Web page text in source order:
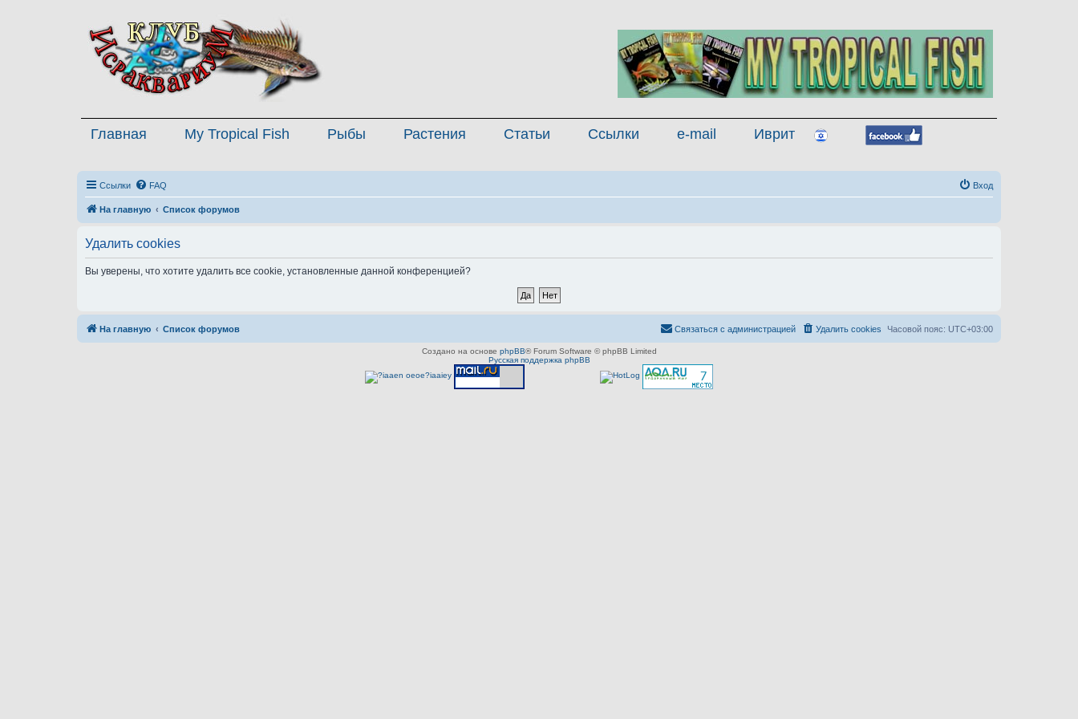
Главная My Tropical Fish Рыбы Растения Статьи Ссылки e-mail Иврит
Ссылки FAQ Вход
На главную Список форумов
Удалить cookies
Вы уверены, что хотите удалить все cookie, установленные данной конференцией?
На главную Список форумов Часовой пояс: UTC+03:00
Удалить cookies
Связаться с администрацией
Создано на основе phpBB® Forum Software © phpBB Limited
Русская поддержка phpBB